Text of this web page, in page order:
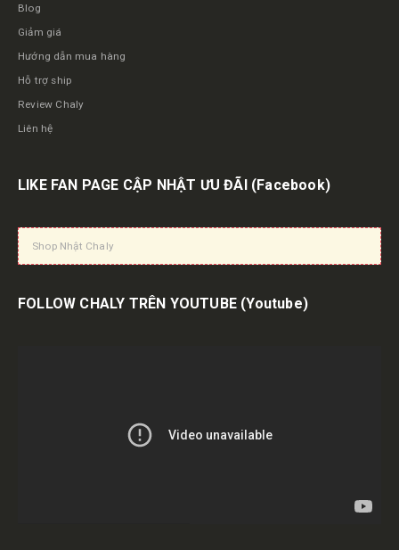
Blog
Giảm giá
Hướng dẫn mua hàng
Hỗ trợ ship
Review Chaly
Liên hệ
LIKE FAN PAGE CẬP NHẬT ƯU ĐÃI (Facebook)
Shop Nhật Chaly
FOLLOW CHALY TRÊN YOUTUBE (Youtube)